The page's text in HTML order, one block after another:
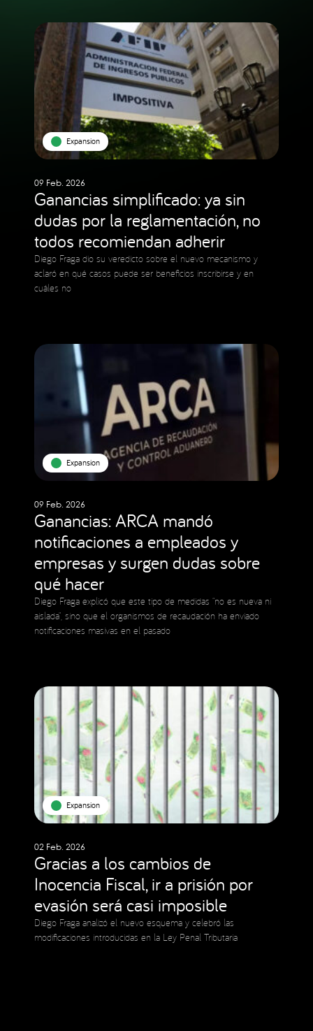
Expansion
09 Feb. 2026
Ganancias simplificado: ya sin
dudas por la reglamentación, no
todos recomiendan adherir
Diego Fraga dio su veredicto sobre el nuevo mecanismo y
aclaró en qué casos puede ser beneficios inscribirse y en
cuáles no
Expansion
09 Feb. 2026
Ganancias: ARCA mandó
notificaciones a empleados y
empresas y surgen dudas sobre
qué hacer
Diego Fraga explicó que este tipo de medidas “no es nueva ni
aislada”, sino que el organismos de recaudación ha enviado
notificaciones masivas en el pasado
Expansion
02 Feb. 2026
Gracias a los cambios de
Inocencia Fiscal, ir a prisión por
evasión será casi imposible
Diego Fraga analizó el nuevo esquema y celebró las
modificaciones introducidas en la Ley Penal Tributaria